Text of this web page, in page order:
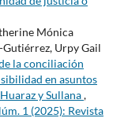
Mónica
Gutiérrez, Urpy Gail
la conciliación
en asuntos
y Sullana,
1 (2025): Revista